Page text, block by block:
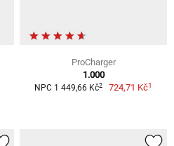
ProCharger
1.000
NPC 1 449,66 Kč2 724,71 Kč1